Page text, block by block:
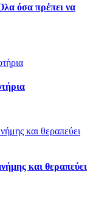
όσα πρέπει να
και θεραπεύει